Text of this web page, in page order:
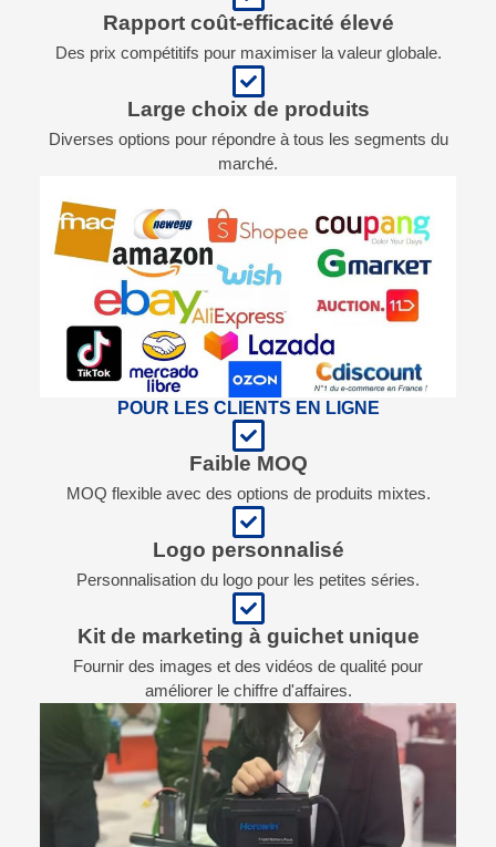
Rapport coût-efficacité élevé
Des prix compétitifs pour maximiser la valeur globale.
Large choix de produits
Diverses options pour répondre à tous les segments du
marché.
POUR LES CLIENTS EN LIGNE
Faible MOQ
MOQ flexible avec des options de produits mixtes.
Logo personnalisé
Personnalisation du logo pour les petites séries.
Kit de marketing à guichet unique
Fournir des images et des vidéos de qualité pour
améliorer le chiffre d'affaires.